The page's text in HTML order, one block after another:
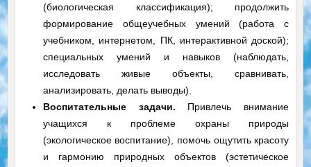
(биологическая классификация); продолжить
формирование общеучебных умений (работа с
учебником, интернетом, ПК, интерактивной доской);
специальных умений и навыков (наблюдать,
исследовать живые объекты, сравнивать,
анализировать, делать выводы).
Воспитательные задачи. Привлечь внимание
учащихся к проблеме охраны природы
(экологическое воспитание), помочь ощутить красоту
и гармонию природных объектов (эстетическое